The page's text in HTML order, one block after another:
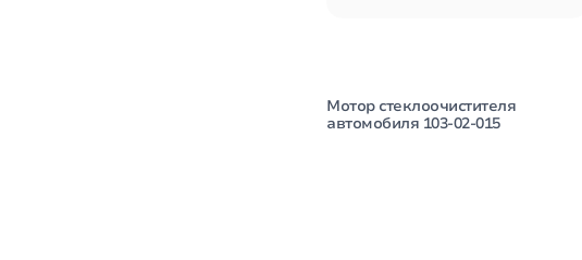
Мотор стеклоочистителя
автомобиля 103-02-015